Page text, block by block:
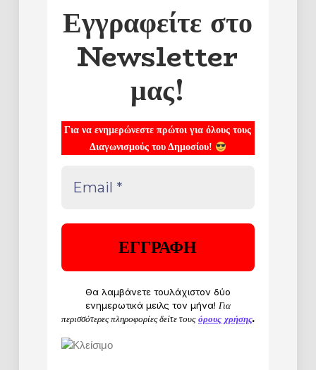
Εγγραφείτε στο
Newsletter
μας!
Για να ενημερώνεστε πρώτοι για όλους τους
Διαγωνισμούς του Δημοσίου!
Θα λαμβάνετε τουλάχιστον δύο
ενημερωτικά μειλς τον μήνα! Για
περισσότερες πληροφορίες δείτε τους όρους χρήσης.